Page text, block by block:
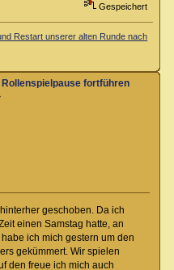
Gespeichert
Restart unserer alten Runde nach
fortführen
geschoben. Da ich
einen Samstag hatte, an
ich mich gestern um den
gekümmert. Wir spielen
den freue ich mich auch